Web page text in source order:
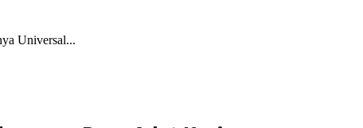
Universal...